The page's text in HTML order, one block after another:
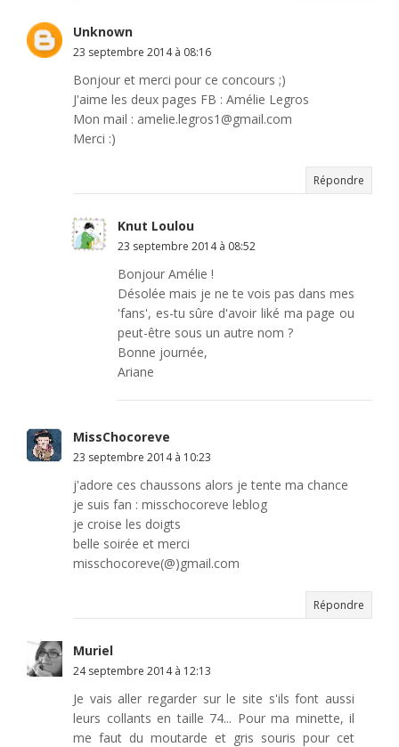
Unknown
23 septembre 2014 à 08:16
Bonjour et merci pour ce concours ;)
J'aime les deux pages FB : Amélie Legros
Mon mail : amelie.legros1@gmail.com
Merci :)
Répondre
Knut Loulou
23 septembre 2014 à 08:52
Bonjour Amélie !
Désolée mais je ne te vois pas dans mes
'fans', es-tu sûre d'avoir liké ma page ou
peut-être sous un autre nom ?
Bonne journée,
Ariane
MissChocoreve
23 septembre 2014 à 10:23
j'adore ces chaussons alors je tente ma chance
je suis fan : misschocoreve leblog
je croise les doigts
belle soirée et merci
misschocoreve(@)gmail.com
Répondre
Muriel
24 septembre 2014 à 12:13
Je vais aller regarder sur le site s'ils font aussi
leurs collants en taille 74... Pour ma minette, il
me faut du moutarde et gris souris pour cet